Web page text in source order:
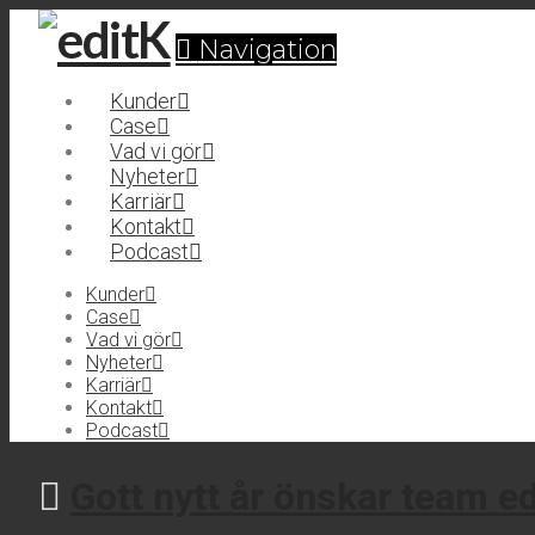
Navigation
Kunder
Case
Vad vi gör
Nyheter
Karriär
Kontakt
Podcast
Kunder
Case
Vad vi gör
Nyheter
Karriär
Kontakt
Podcast